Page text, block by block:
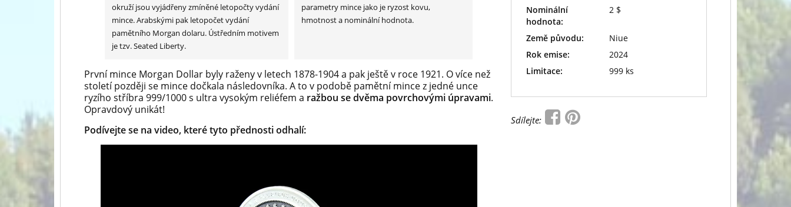
okruží jsou vyjádřeny zmíněné letopočty vydání
mince. Arabskými pak letopočet vydání
pamětního Morgan dolaru. Ústředním motivem
je tzv. Seated Liberty.
parametry mince jako je ryzost kovu,
hmotnost a nominální hodnota.
První mince Morgan Dollar byly raženy v letech 1878-1904 a pak ještě v roce 1921. O více než
století později se mince dočkala následovníka. A to v podobě pamětní mince z jedné unce
ryzího stříbra 999/1000 s ultra vysokým reliéfem a ražbou se dvěma povrchovými úpravami.
Opravdový unikát!
Podívejte se na video, které tyto přednosti odhalí:
Nominální
hodnota:
2 $
Země původu:
Niue
Rok emise:
2024
Limitace:
999 ks
Sdílejte: